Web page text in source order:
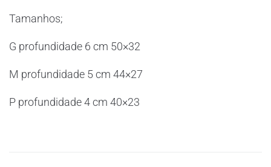
Tamanhos;
G profundidade 6 cm 50×32
M profundidade 5 cm 44×27
P profundidade 4 cm 40×23